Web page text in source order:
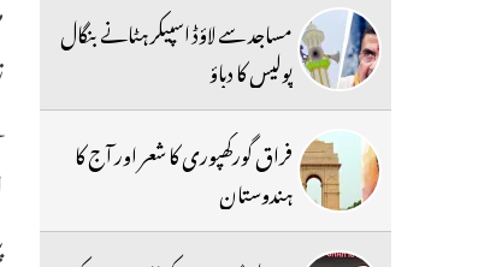
مساجد سے لاؤڈ اسپیکر ہٹانے بنگال
پولیس کا دباؤ
فراق گورکھپوری کا شعر اور آج کا
ہندوستان